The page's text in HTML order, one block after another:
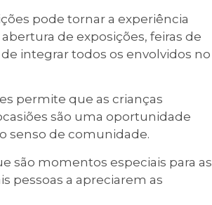
pode tornar a experiência
de exposições, feiras de
integrar todos os envolvidos no
permite que as crianças
são uma oportunidade
senso de comunidade.
são momentos especiais para as
pessoas a apreciarem as